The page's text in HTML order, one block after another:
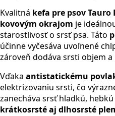
Kvalitná kefa pre psov Tauro
kovovým okrajom je
starostlivosť o srsť psa. Táto
účinne vyčesáva uvoľnené
zároveň dodáva srsti objem
Vďaka antistatickému
elektrizovaniu srsti, čo
zanecháva srsť hladkú,
krátkosrsté aj dlhosrsté